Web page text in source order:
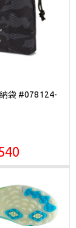
袋 #078124-